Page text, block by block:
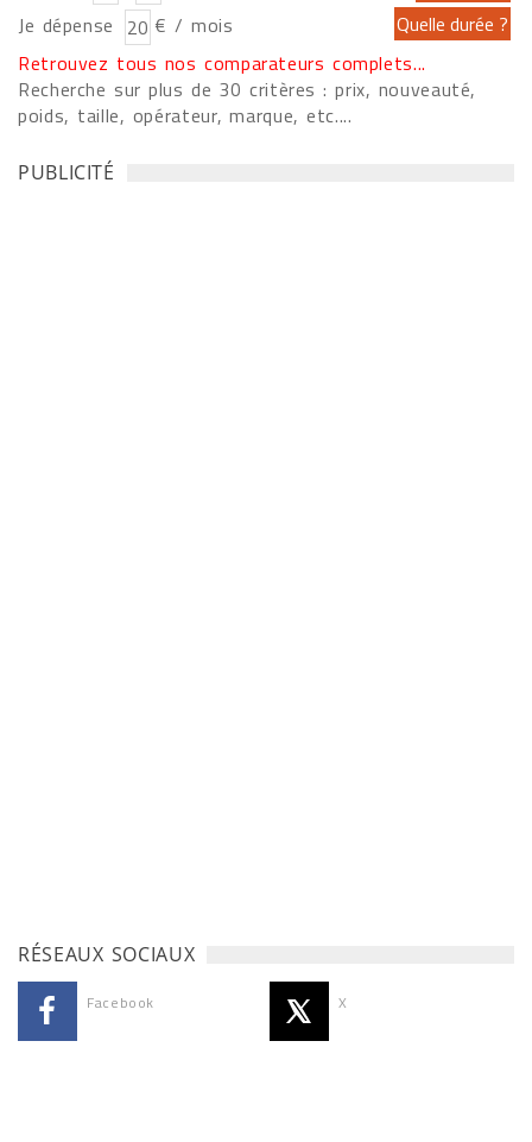
Je dépense
€ / mois
Retrouvez tous nos comparateurs complets...
Recherche sur plus de 30 critères : prix, nouveauté,
poids, taille, opérateur, marque, etc....
PUBLICITÉ
RÉSEAUX SOCIAUX
Facebook X